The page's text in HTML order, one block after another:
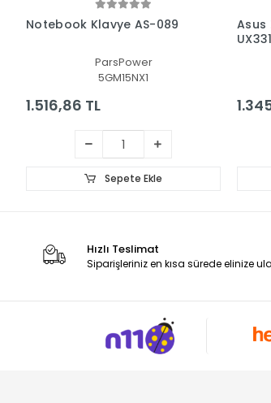
Notebook Klavye AS-089
ParsPower
5GM15NX1
1.516,86 TL
Sepete Ekle
Asus
Hızlı Teslimat
Siparişleriniz en kısa sürede elinize